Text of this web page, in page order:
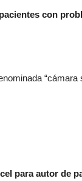
con
para autor de